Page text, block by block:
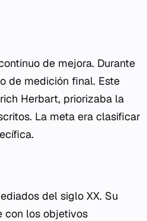
de mejora. Durante
de medición final. Este
Herbart, priorizaba la
La meta era clasificar
del siglo XX. Su
con los objetivos